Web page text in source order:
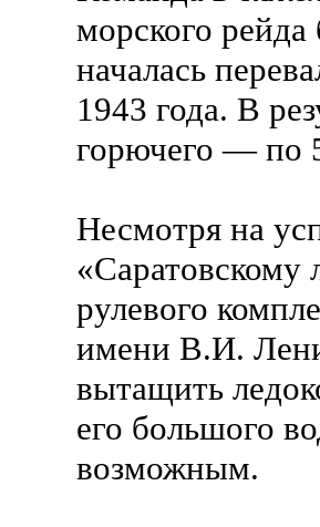
морского
началась
1943 года. В
горючего — по
Несмотря на
«Саратовскому
рулевого
имени В.И.
вытащить
его большого
возможным.